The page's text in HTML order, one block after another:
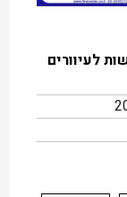
לעיוורים